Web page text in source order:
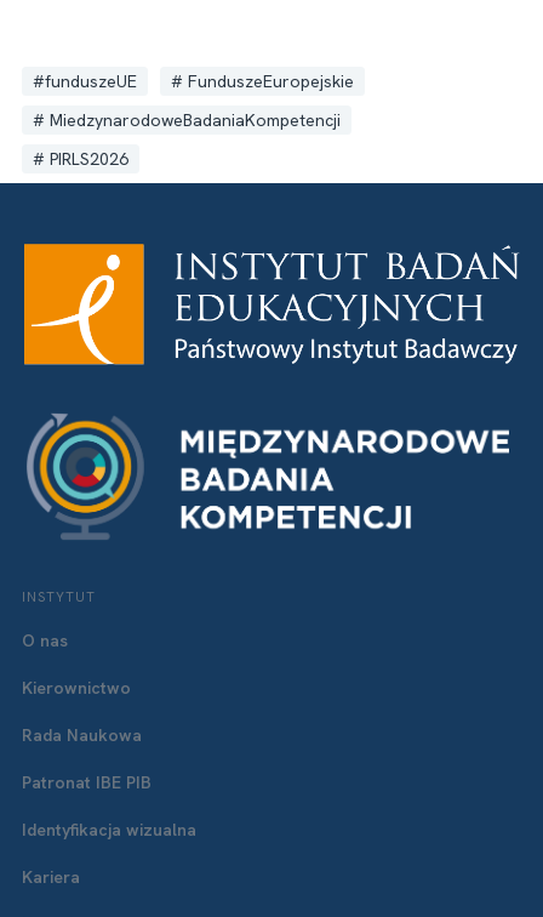
funduszeUE
FunduszeEuropejskie
MiedzynarodoweBadaniaKompetencji
PIRLS2026
INSTYTUT
O nas
Kierownictwo
Rada Naukowa
Patronat IBE PIB
Identyfikacja wizualna
Kariera